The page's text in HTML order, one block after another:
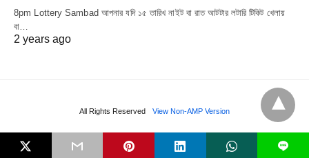
8pm Lottery Sambad আপনার যদি ১৫ তারিখ নাইট বা রাত আটটার লটারি টিকিট খেলায়
বা…
2 years ago
All Rights Reserved View Non-AMP Version
L